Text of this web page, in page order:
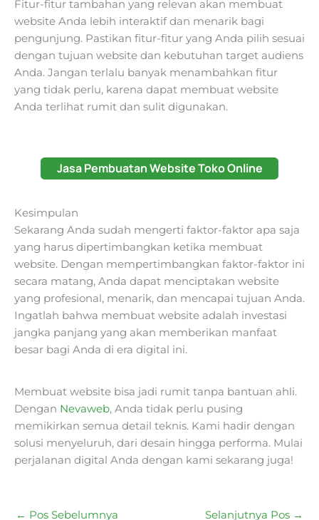
Fitur-fitur tambahan yang relevan akan membuat
website Anda lebih interaktif dan menarik bagi
pengunjung. Pastikan fitur-fitur yang Anda pilih sesuai
dengan tujuan website dan kebutuhan target audiens
Anda. Jangan terlalu banyak menambahkan fitur
yang tidak perlu, karena dapat membuat website
Anda terlihat rumit dan sulit digunakan.
Jasa Pembuatan Website Toko Online
Kesimpulan
Sekarang Anda sudah mengerti faktor-faktor apa saja
yang harus dipertimbangkan ketika membuat
website. Dengan mempertimbangkan faktor-faktor ini
secara matang, Anda dapat menciptakan website
yang profesional, menarik, dan mencapai tujuan Anda.
Ingatlah bahwa membuat website adalah investasi
jangka panjang yang akan memberikan manfaat
besar bagi Anda di era digital ini.
Membuat website bisa jadi rumit tanpa bantuan ahli.
Dengan Nevaweb, Anda tidak perlu pusing
memikirkan semua detail teknis. Kami hadir dengan
solusi menyeluruh, dari desain hingga performa. Mulai
perjalanan digital Anda dengan kami sekarang juga!
← Pos Sebelumnya Selanjutnya Pos →